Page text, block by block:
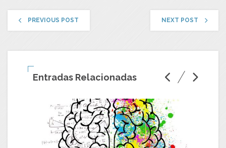
PREVIOUS POST NEXT POST
Entradas Relacionadas